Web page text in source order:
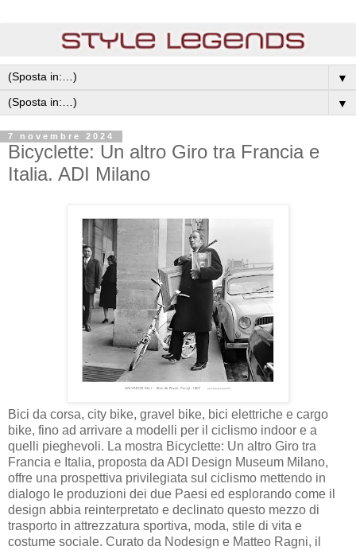
▼
▼
7 novembre 2024
Bicyclette: Un altro Giro tra Francia e
Italia. ADI Milano
Bici da corsa, city bike, gravel bike, bici elettriche e cargo
bike, fino ad arrivare a modelli per il ciclismo indoor e a
quelli pieghevoli. La mostra Bicyclette: Un altro Giro tra
Francia e Italia, proposta da ADI Design Museum Milano,
offre una prospettiva privilegiata sul ciclismo mettendo in
dialogo le produzioni dei due Paesi ed esplorando come il
design abbia reinterpretato e declinato questo mezzo di
trasporto in attrezzatura sportiva, moda, stile di vita e
costume sociale. Curato da Nodesign e Matteo Ragni, il